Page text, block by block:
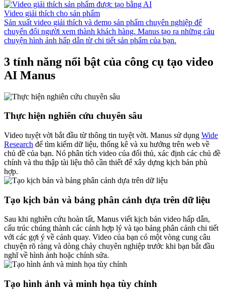
Video giải thích cho sản phẩm
Sản xuất video giải thích và demo sản phẩm chuyên nghiệp để
chuyển đổi người xem thành khách hàng. Manus tạo ra những câu
chuyện hình ảnh hấp dẫn từ chi tiết sản phẩm của bạn.
3 tính năng nổi bật của công cụ tạo video
AI Manus
Thực hiện nghiên cứu chuyên sâu
Video tuyệt vời bắt đầu từ thông tin tuyệt vời. Manus sử dụng Wide
Research để tìm kiếm dữ liệu, thống kê và xu hướng trên web về
chủ đề của bạn. Nó phân tích video của đối thủ, xác định các chủ đề
chính và thu thập tài liệu thô cần thiết để xây dựng kịch bản phù
hợp.
Tạo kịch bản và bảng phân cảnh dựa trên dữ liệu
Sau khi nghiên cứu hoàn tất, Manus viết kịch bản video hấp dẫn,
cấu trúc chúng thành các cảnh hợp lý và tạo bảng phân cảnh chi tiết
với các gợi ý về cảnh quay. Video của bạn có một vòng cung câu
chuyện rõ ràng và dòng chảy chuyên nghiệp trước khi bạn bắt đầu
nghĩ về hình ảnh hoặc chỉnh sửa.
Tạo hình ảnh và minh họa tùy chỉnh